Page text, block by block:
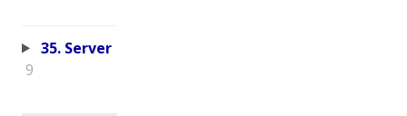
35. Server
9